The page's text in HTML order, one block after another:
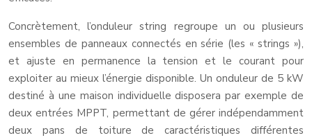
Concrètement, l’onduleur string regroupe un ou plusieurs
ensembles de panneaux connectés en série (les « strings »),
et ajuste en permanence la tension et le courant pour
exploiter au mieux l’énergie disponible. Un onduleur de 5 kW
destiné à une maison individuelle disposera par exemple de
deux entrées MPPT, permettant de gérer indépendamment
deux pans de toiture de caractéristiques différentes